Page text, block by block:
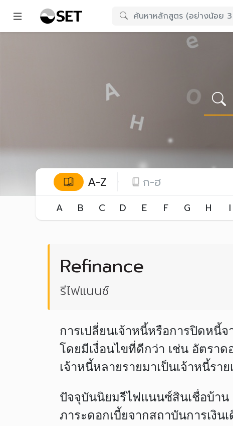
A-Z ก-ฮ
A B C D E F G H I
Refinance
รีไฟแนนซ์
การเปลี่ยนเจ้าหนี้หรือการปิดหนี้
โดยมีเงื่อนไขที่ดีกว่า เช่น อัตรา
เจ้าหนี้หลายรายมาเป็นเจ้าหนี้ราย
ปัจจุบันนิยมรีไฟแนนซ์สินเชื่อบ้าน
ภาระดอกเบี้ยจากสถาบันการเงิ